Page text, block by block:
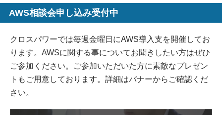
AWS相談会申し込み受付中
クロスパワーでは毎週金曜日にAWS導入支を開催してお
ります。AWSに関する事についてお聞きしたい方はぜひ
ご参加ください。ご参加いただいた方に素敵なプレゼン
トもご用意しております。詳細はバナーからご確認くだ
さい。